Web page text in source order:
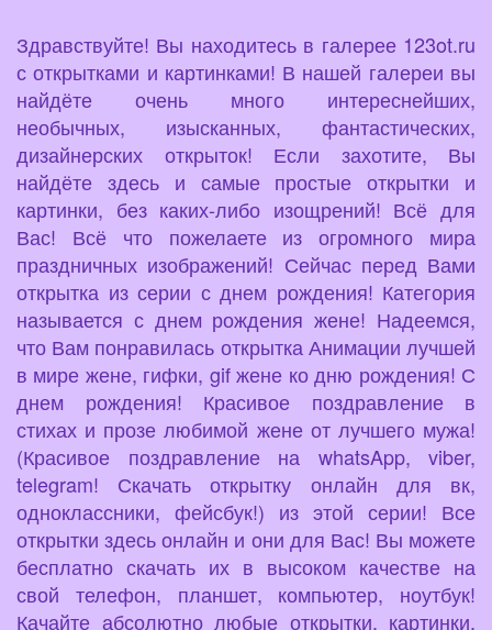
Здравствуйте! Вы находитесь в галерее 123ot.ru
с открытками и картинками! В нашей галереи вы
найдёте очень много интереснейших,
необычных, изысканных, фантастических,
дизайнерских открыток! Если захотите, Вы
найдёте здесь и самые простые открытки и
картинки, без каких-либо изощрений! Всё для
Вас! Всё что пожелаете из огромного мира
праздничных изображений! Сейчас перед Вами
открытка из серии с днем рождения! Категория
называется с днем рождения жене! Надеемся,
что Вам понравилась открытка Анимации лучшей
в мире жене, гифки, gif жене ко дню рождения! С
днем рождения! Красивое поздравление в
стихах и прозе любимой жене от лучшего мужа!
(Красивое поздравление на whatsApp, viber,
telegram! Скачать открытку онлайн для вк,
одноклассники, фейсбук!) из этой серии! Все
открытки здесь онлайн и они для Вас! Вы можете
бесплатно скачать их в высоком качестве на
свой телефон, планшет, компьютер, ноутбук!
Качайте абсолютно любые открытки, картинки,